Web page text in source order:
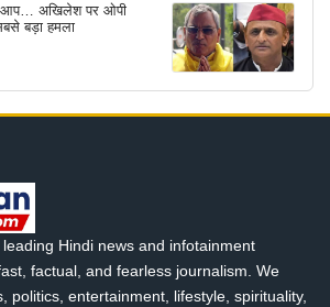
आप… अखिलेश पर ओपी
बड़ा हमला
Hindi news and infotainment
factual, and fearless journalism. We
politics, entertainment, lifestyle, spirituality,